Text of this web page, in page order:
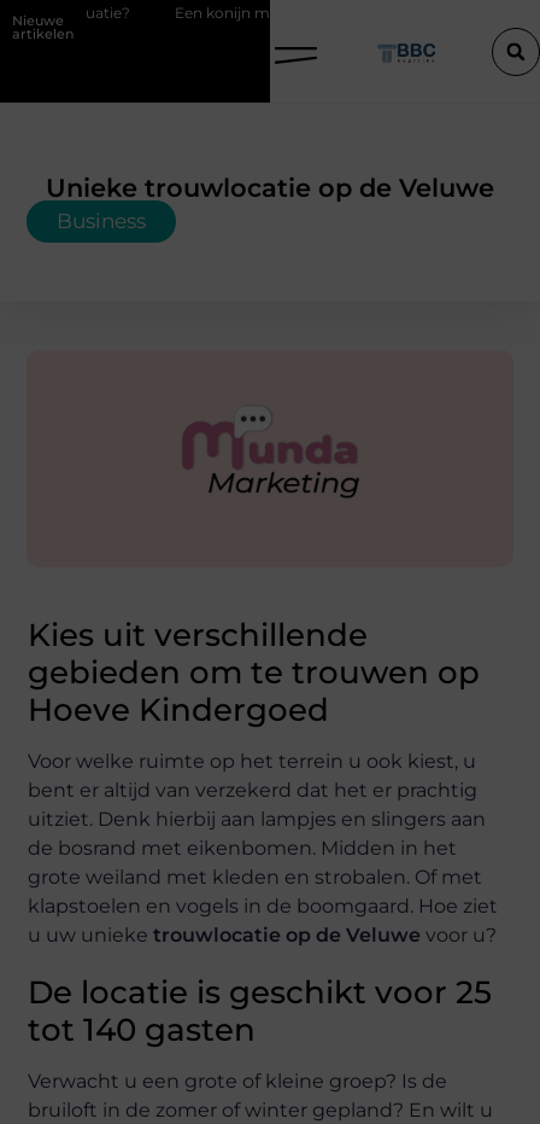
Nieuwe
artikelen
Een konijn met pit en waarom RaBBiT verrast
Unieke trouwlocatie op de Veluwe
Business
Kies uit verschillende
gebieden om te trouwen op
Hoeve Kindergoed
Voor welke ruimte op het terrein u ook kiest, u
bent er altijd van verzekerd dat het er prachtig
uitziet. Denk hierbij aan lampjes en slingers aan
de bosrand met eikenbomen. Midden in het
grote weiland met kleden en strobalen. Of met
klapstoelen en vogels in de boomgaard. Hoe ziet
u uw unieketrouwlocatie op de Veluwe voor u?
De locatie is geschikt voor 25
tot 140 gasten
Verwacht u een grote of kleine groep? Is de
bruiloft in de zomer of winter gepland? En wilt u